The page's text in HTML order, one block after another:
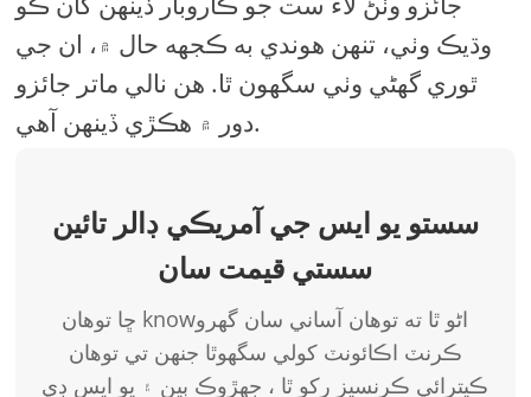
وڌيڪ وٺي، تنهن هوندي به ڪجهه حال ۾، ان جي
ٿوري گهڻي وٺي سگهون ٿا. هن نالي ماتر جائزو
دور ۾ هڪڙي ڏينهن آهي.
سستو يو ايس جي آمريڪي ڊالر تائين
سستي قيمت سان
ڇا توهان knowاڻو ٿا ته توهان آساني سان گھرو
ڪرنٽ اڪائونٽ کولي سگھوٿا جنهن تي توهان
ڪيترائي ڪرنسيز رکو ٿا ، جهڙوڪ ٻين ۽ يو ايس ڊي